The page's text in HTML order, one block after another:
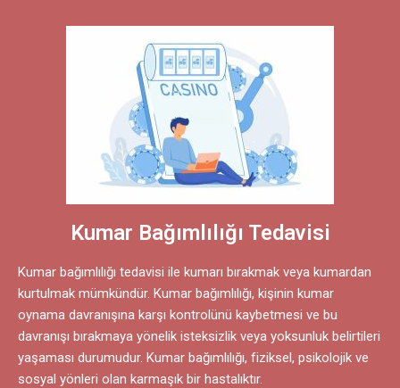
Kumar Bağımlılığı Tedavisi
Kumar bağımlılığı tedavisi ile kumarı bırakmak veya kumardan
kurtulmak mümkündür. Kumar bağımlılığı, kişinin kumar
oynama davranışına karşı kontrolünü kaybetmesi ve bu
davranışı bırakmaya yönelik isteksizlik veya yoksunluk belirtileri
yaşaması durumudur. Kumar bağımlılığı, fiziksel, psikolojik ve
sosyal yönleri olan karmaşık bir hastalıktır.